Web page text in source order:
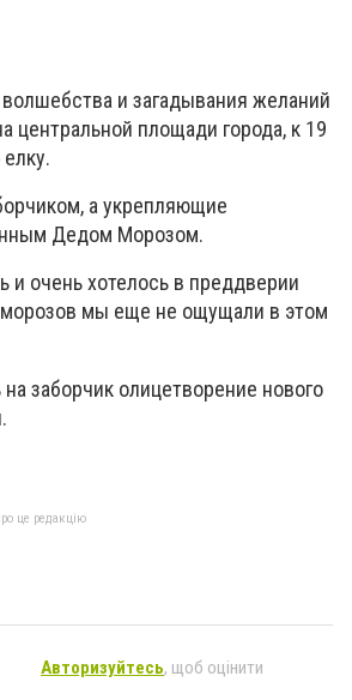
и загадывания желаний
центральной площади города, к 19
а укрепляющие
Дедом Морозом.
и очень хотелось в преддверии
мы еще не ощущали в этом
заборчик олицетворение нового
це редакцію
Авторизуйтесь, щоб оцінити